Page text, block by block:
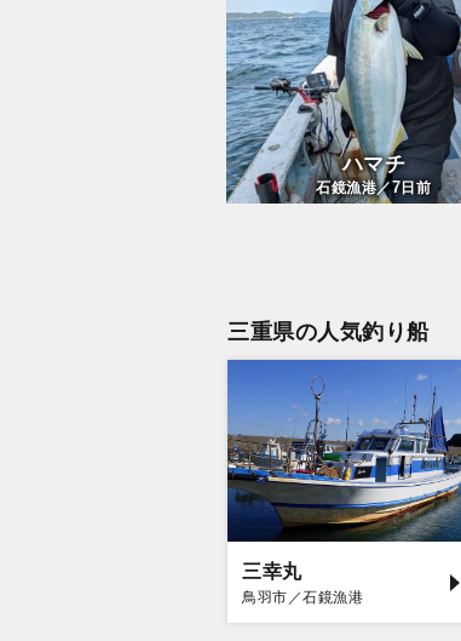
ハマチ
石鏡漁港／7 日前
三重県の人気釣り船
三幸丸
鳥羽市／石鏡漁港